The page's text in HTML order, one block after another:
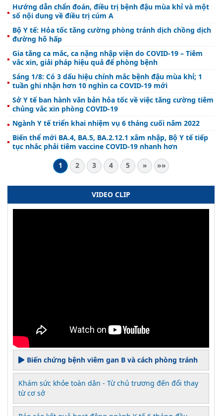
Hướng dẫn chẩn đoán, điều trị bệnh đậu mùa khỉ và một
số nội dung về điều trị cúm A
Bộ Y tế: Hỏa tốc tăng cường phòng tránh dịch chồng dịch
đường hô hấp
Gia tăng ca mắc, ca nặng nhập viện do COVID-19 – Tiêm
vắc xin, giải pháp hiệu quả để phòng bệnh
Sáng 1/8: Có 3 dấu hiệu chính mắc bệnh đậu mùa khỉ; 1
tuần ghi nhận hơn 10 nghìn ca COVID-19 mới
Sở Y tế ban hành văn bản hỏa tốc về việc tăng cường tiêm
chủng vắc xin phòng COVID-19
Ngành Y tế triển khai nhiệm vụ 6 tháng cuối năm 2022
Biến thể mới BA.4, BA.5, BA.2.12.1 xâm nhập, Bộ Y tế tiếp
tục nhắc phải tiêm vaccine COVID-19 nhanh hơn
1
2 3 4 5 » »»
VIDEO CLIP
Biến chứng bệnh viêm gan B và cách phòng tránh
Khám sức khỏe toàn dân - Từ chủ trương đến đổi thay
từ cơ sở